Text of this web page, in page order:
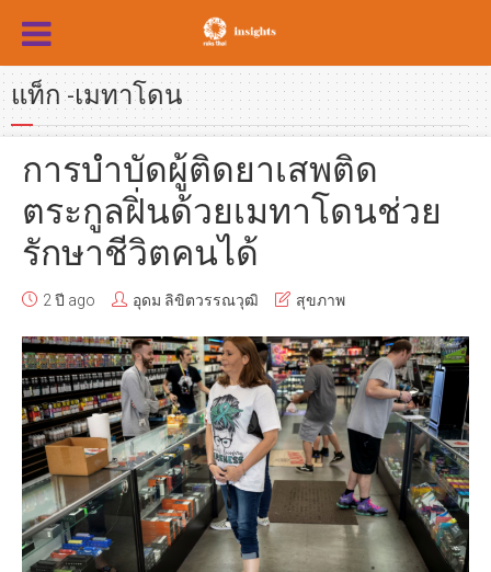
แท็ก -เมทาโดน
การบำบัดผู้ติดยาเสพติด
ตระกูลฝิ่นด้วยเมทาโดนช่วย
รักษาชีวิตคนได้
2 ปี ago อุดม ลิขิตวรรณวุฒิ สุขภาพ